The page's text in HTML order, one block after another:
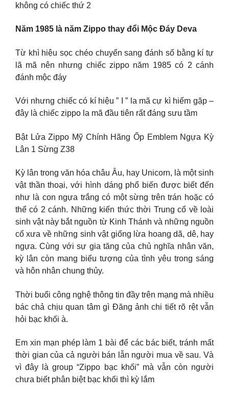
không có chiếc thứ 2
Năm 1985 là năm Zippo thay đổi Mộc Đáy Deva
Từ khì hiệu sọc chéo chuyển sang đánh số bằng kí tự
lã mã nên nhưng chiếc zippo năm 1985 có 2 cánh
đánh mộc đáy
Với nhưng chiếc có kí hiệu ” I ” la mã cự kì hiếm gặp –
đây là chiếc zippo la mã đầu tiên rất đáng sưu tầm
Bật Lửa Zippo Mỹ Chính Hãng Ốp Emblem Ngựa Kỳ
Lân 1 Sừng Z38
Kỳ lân trong văn hóa châu Âu, hay Unicorn, là một sinh
vật thần thoại, với hình dáng phổ biến được biết đến
như là con ngựa trắng có một sừng trên trán hoặc có
thể có 2 cánh. Những kiến thức thời Trung cổ về loài
sinh vật này bắt nguồn từ Kinh Thánh và những nguồn
cổ xưa về những sinh vật giống lừa hoang dã, dê, hay
ngựa. Cùng với sự gia tăng của chủ nghĩa nhân văn,
kỳ lân còn mang biểu tượng của tình yêu trong sáng
và hôn nhân chung thủy.
Thời buổi công nghệ thông tin đầy trên mạng mà nhiều
bác chả chịu quan tâm gì Đăng ảnh chi tiết rõ rệt vẫn
hỏi bạc khối à.
Em xin mạn phép làm 1 bài để các bác biết, tránh mất
thời gian của cả người bán lẫn người mua về sau. Và
vì đây là group “Zippo bạc khối” mà vẫn còn người
chưa biết phân biệt bạc khối thì kỳ lắm